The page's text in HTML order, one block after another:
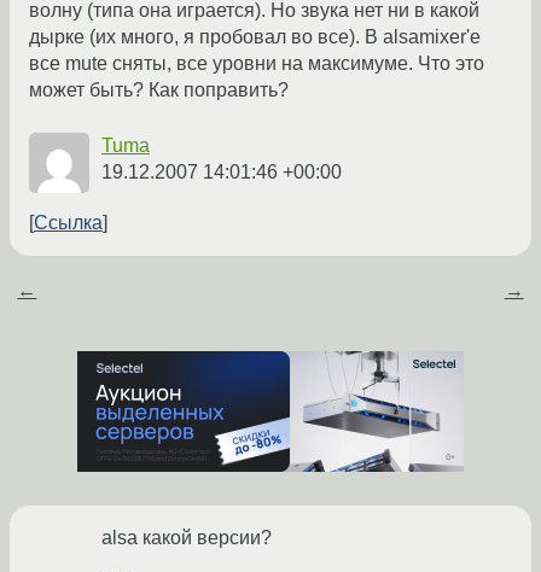
волну (типа она играется). Но звука нет ни в какой
дырке (их много, я пробовал во все). В alsamixer'е
все mute сняты, все уровни на максимуме. Что это
может быть? Как поправить?
Tuma
19.12.2007 14:01:46 +00:00
Ссылка
← →
alsa какой версии?